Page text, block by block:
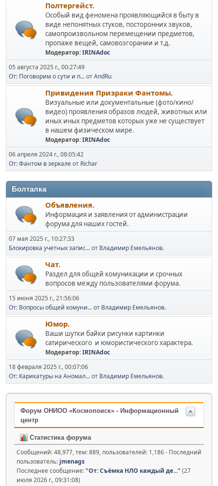
Полтергейст.
Особый вид феномена проявляющийся в быту в
виде непонятных стуков, посторонних звуков,
самопроизвольном перемещении предметов,
пропаже вещей, самовозгорании и т.д.
Модератор:IRINAdoc
05 августа 2025 г., 00:27:49
От: Поговорим о сути и п...отAndRu
Привидения Призраки Фантомы.
Визуальные или документальные (фото/кино/
видео) проявления образов людей, животных или
иных иных предметов которых уже не существует
в нашем физическом мире.
Модератор:IRINAdoc
06 апреля 2024 г., 08:05:42
От: Фантом в зеркалеот Richar
Болталка
Объявления.
Информация и заявления от администрации
форума для наших гостей.
07 мая 2025 г., 10:27:33
Блокировка учетных запис...от Владимир Емельянов.
Чат.
Раздел для общей комуникации и срочных
вопросов между пользователями форума.
15 июня 2025 г., 21:56:06
От: Вопросы общей комуни...от Владимир Емельянов.
Юмор.
Ваши шутки байки рисунки картинки
сатирического и юмористического характера.
Модератор:IRINAdoc
18 февраля 2025 г., 00:07:06
От: Карикатуры на Аномал...от Владимир Емельянов.
Форум ОНИОО «Космопоиск» - Информационный
центр
Статистика форума
Сообщений: 48,977, тем: 889, пользователей: 1,186 - Последний
пользователь: jmenags
Последнее сообщение:"От: Съёмка НЛО каждый де..." (27
июля 2026 г., 09:31:08)